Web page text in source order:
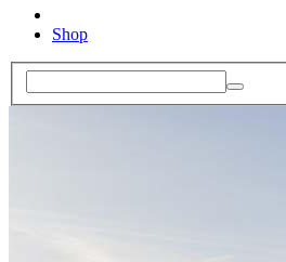
Shop